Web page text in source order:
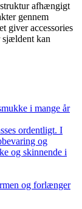
afhængigt
gennem
giver accessories
sjældent kan
i mange år
ordentligt. I
og
og skinnende i
og forlænger